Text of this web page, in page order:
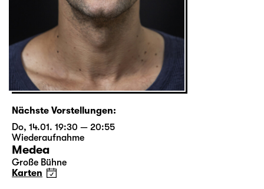
Nächste Vorstellungen:
Do, 14.01. 19:30 — 20:55
Wiederaufnahme
Medea
Große Bühne
Karten